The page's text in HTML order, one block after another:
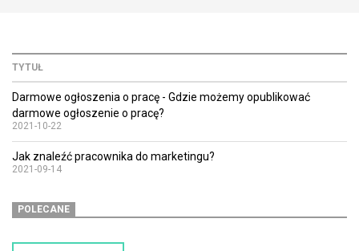
TYTUŁ
Darmowe ogłoszenia o pracę - Gdzie możemy opublikować
darmowe ogłoszenie o pracę?
2021-10-22
Jak znaleźć pracownika do marketingu?
2021-09-14
POLECANE